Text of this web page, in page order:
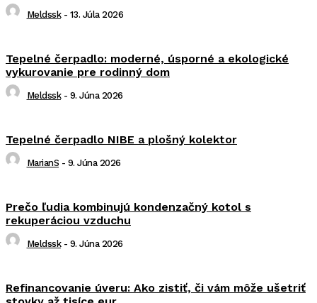
Meldssk - 13. Júla 2026
Tepelné čerpadlo: moderné, úsporné a ekologické
vykurovanie pre rodinný dom
Meldssk - 9. Júna 2026
Tepelné čerpadlo NIBE a plošný kolektor
MarianS - 9. Júna 2026
Prečo ľudia kombinujú kondenzačný kotol s
rekuperáciou vzduchu
Meldssk - 9. Júna 2026
Refinancovanie úveru: Ako zistiť, či vám môže ušetriť